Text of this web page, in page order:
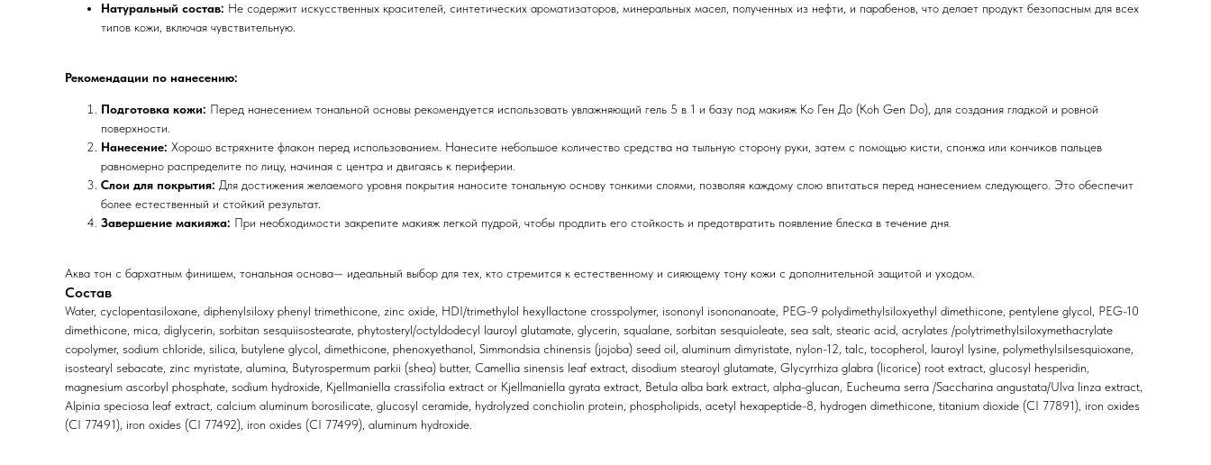
Натуральный состав: Не содержит искусственных красителей, синтетических ароматизаторов, минеральных масел, полученных из нефти, и парабенов, что делает продукт безопасным для всех
типов кожи, включая чувствительную.
Рекомендации по нанесению:
Подготовка кожи: Перед нанесением тональной основы рекомендуется использовать увлажняющий гель 5 в 1 и базу под макияж Ко Ген До (Koh Gen Do), для создания гладкой и ровной
поверхности.
Нанесение: Хорошо встряхните флакон перед использованием. Нанесите небольшое количество средства на тыльную сторону руки, затем с помощью кисти, спонжа или кончиков пальцев
равномерно распределите по лицу, начиная с центра и двигаясь к периферии.
Слои для покрытия: Для достижения желаемого уровня покрытия наносите тональную основу тонкими слоями, позволяя каждому слою впитаться перед нанесением следующего. Это обеспечит
более естественный и стойкий результат.
Завершение макияжа: При необходимости закрепите макияж легкой пудрой, чтобы продлить его стойкость и предотвратить появление блеска в течение дня.
Аква тон с бархатным финишем, тональная основа— идеальный выбор для тех, кто стремится к естественному и сияющему тону кожи с дополнительной защитой и уходом.
Состав
Water, cyclopentasiloxane, diphenylsiloxy phenyl trimethicone, zinc oxide, HDI/trimethylol hexyllactone crosspolymer, isononyl isononanoate, PEG-9 polydimethylsiloxyethyl dimethicone, pentylene glycol, PEG-10
dimethicone, mica, diglycerin, sorbitan sesquiisostearate, phytosteryl/octyldodecyl lauroyl glutamate, glycerin, squalane, sorbitan sesquioleate, sea salt, stearic acid, acrylates /polytrimethylsiloxymethacrylate
copolymer, sodium chloride, silica, butylene glycol, dimethicone, phenoxyethanol, Simmondsia chinensis (jojoba) seed oil, aluminum dimyristate, nylon-12, talc, tocopherol, lauroyl lysine, polymethylsilsesquioxane,
isostearyl sebacate, zinc myristate, alumina, Butyrospermum parkii (shea) butter, Camellia sinensis leaf extract, disodium stearoyl glutamate, Glycyrrhiza glabra (licorice) root extract, glucosyl hesperidin,
magnesium ascorbyl phosphate, sodium hydroxide, Kjellmaniella crassifolia extract or Kjellmaniella gyrata extract, Betula alba bark extract, alpha-glucan, Eucheuma serra /Saccharina angustata/Ulva linza extract,
Alpinia speciosa leaf extract, calcium aluminum borosilicate, glucosyl ceramide, hydrolyzed conchiolin protein, phospholipids, acetyl hexapeptide-8, hydrogen dimethicone, titanium dioxide (CI 77891), iron oxides
(CI 77491), iron oxides (CI 77492), iron oxides (CI 77499), aluminum hydroxide.